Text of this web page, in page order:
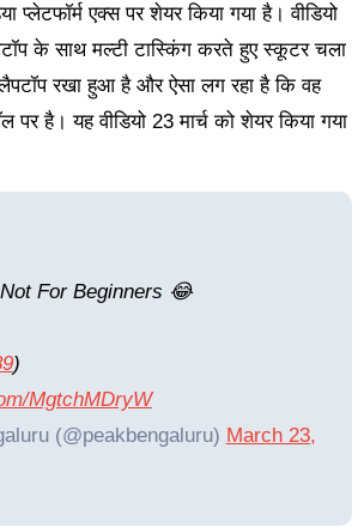
प्लेटफॉर्म एक्स पर शेयर किया गया है। वीडियो
के साथ मल्टी टास्किंग करते हुए स्कूटर चला
रखा हुआ है और ऐसा लग रहा है कि वह
पर है। यह वीडियो 23 मार्च को शेयर किया गया
For Beginners 😂
)
mgtchMDryW
(@peakbengaluru) March 23,